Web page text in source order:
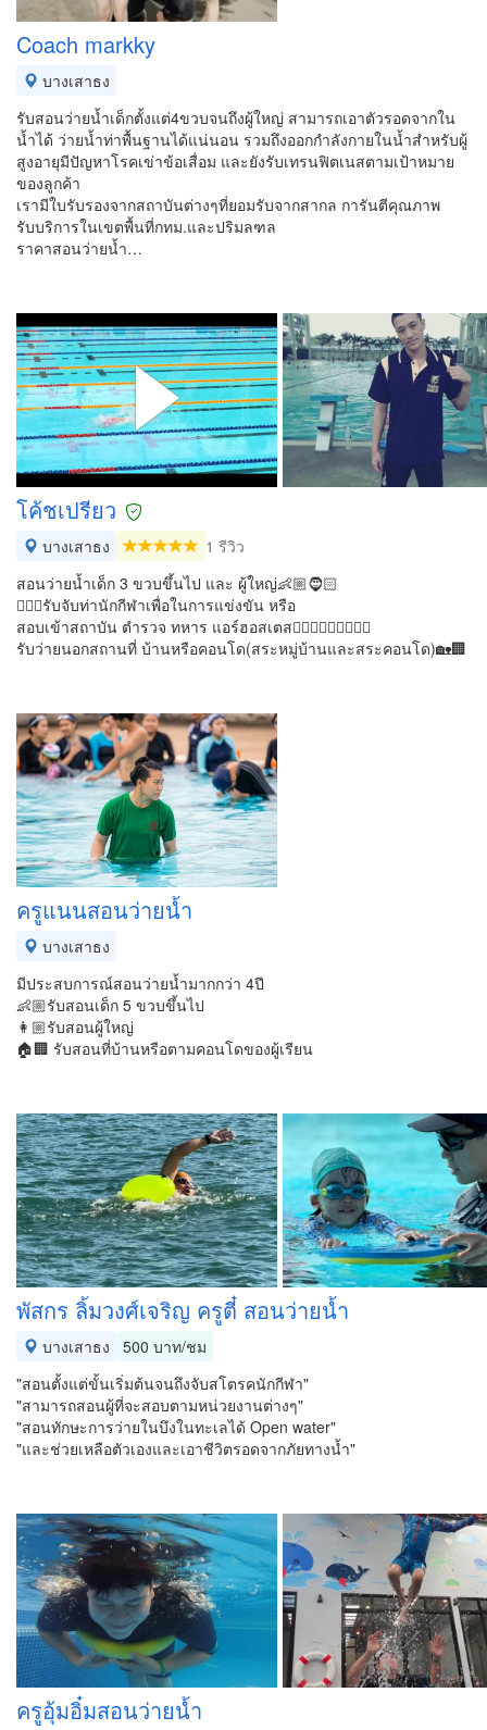
Coach markky
บางเสาธง
รับสอนว่ายน้ำเด็กตั้งแต่4ขวบจนถึงผู้ใหญ่ สามารถเอาตัวรอดจากใน
น้ำได้ ว่ายน้ำท่าพื้นฐานได้แน่นอน รวมถึงออกกำลังกายในน้ำสำหรับผู้
สูงอายุมีปัญหาโรคเข่าข้อเสื่อม และยังรับเทรนฟิตเนสตามเป้าหมาย
ของลูกค้า
เรามีใบรับรองจากสถาบันต่างๆที่ยอมรับจากสากล การันตีคุณภาพ
รับบริการในเขตพื้นที่กทม.และปริมลฑล
ราคาสอนว่ายน้ำ…
โค้ชเปรียว
บางเสาธง
1 รีวิว
สอนว่ายน้ำเด็ก 3 ขวบขึ้นไป และ ผู้ใหญ่👶🏼🧔🏻
🏊🏾‍♂️รับจับท่า​นักกีฬาเพื่อในการแข่งขัน หรือ
สอบเข้าสถาบัน ตำรวจ ทหาร แอร์ฮอสเตส👮🏽‍♂️💂🏽‍♂️👩🏼‍✈️
รับว่ายนอกสถานที่ บ้านหรือคอนโด(สระหมู่บ้านและสระคอนโด)​🏡🏢
ครูแนนสอนว่ายน้ำ
บางเสาธง
มีประสบการณ์สอนว่ายน้ำมากกว่า 4ปี
👶🏼รับสอนเด็ก 5 ขวบขึ้นไป
👩🏼รับสอนผู้ใหญ่
🏠🏢 รับสอนที่บ้านหรือตามคอนโดของผู้เรียน
พัสกร ลิ้มวงศ์เจริญ ครูตี๋ สอนว่ายน้ำ
บางเสาธง
500 บาท/ชม
"สอนตั้งแต่ขั้นเริ่มต้นจนถึงจับสโตรคนักกีฬา"
"สามารถสอนผู้ที่จะสอบตามหน่วยงานต่างๆ"
"สอนทักษะการว่ายในบึงในทะเลได้ Open water"
"และช่วยเหลือตัวเองและเอาชีวิตรอดจากภัยทางน้ำ"
ครูอุ้มอิ๋มสอนว่ายน้ำ